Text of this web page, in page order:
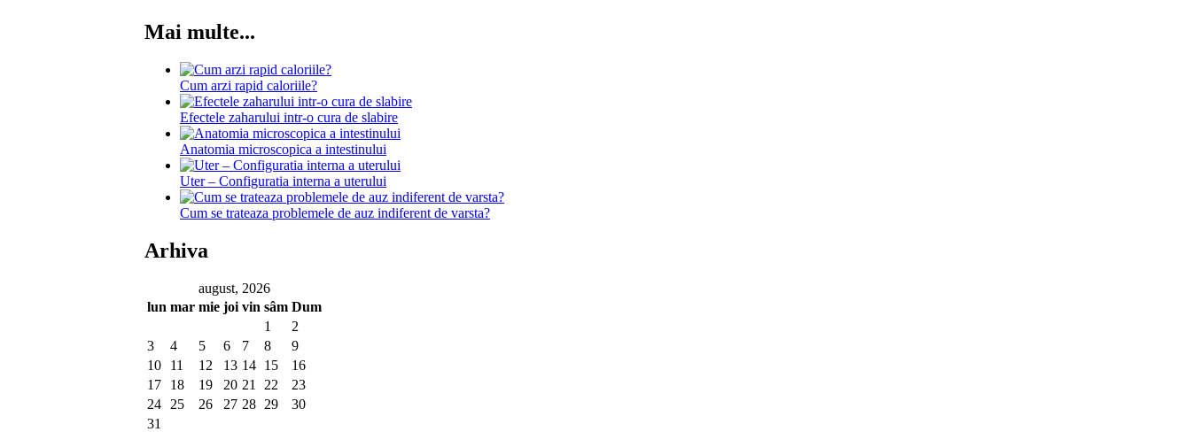
Mai multe...
Cum arzi rapid caloriile?
Efectele zaharului intr-o cura de slabire
Anatomia microscopica a intestinului
Uter – Configuratia interna a uterului
Cum se trateaza problemele de auz indiferent de varsta?
Arhiva
august, 2026
lun mar mie joi vin sâm Dum
1
2
3
4 5 6 7 8
9
10
11 12 13 14 15
16
17
18 19 20 21 22
23
24
25 26 27 28 29
30
31